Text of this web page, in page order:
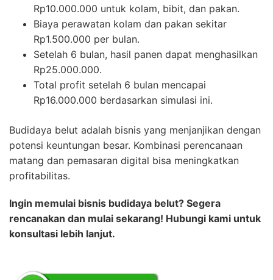
Rp10.000.000 untuk kolam, bibit, dan pakan.
Biaya perawatan kolam dan pakan sekitar
Rp1.500.000 per bulan.
Setelah 6 bulan, hasil panen dapat menghasilkan
Rp25.000.000.
Total profit setelah 6 bulan mencapai
Rp16.000.000 berdasarkan simulasi ini.
Budidaya belut adalah bisnis yang menjanjikan dengan
potensi keuntungan besar. Kombinasi perencanaan
matang dan pemasaran digital bisa meningkatkan
profitabilitas.
Ingin memulai bisnis budidaya belut? Segera
rencanakan dan mulai sekarang! Hubungi kami untuk
konsultasi lebih lanjut.